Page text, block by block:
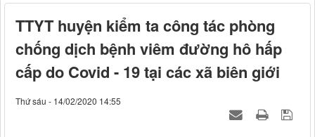
TTYT huyện kiểm ta công tác phòng
chống dịch bệnh viêm đường hô hấp
cấp do Covid - 19 tại các xã biên giới
Thứ sáu - 14/02/2020 14:55